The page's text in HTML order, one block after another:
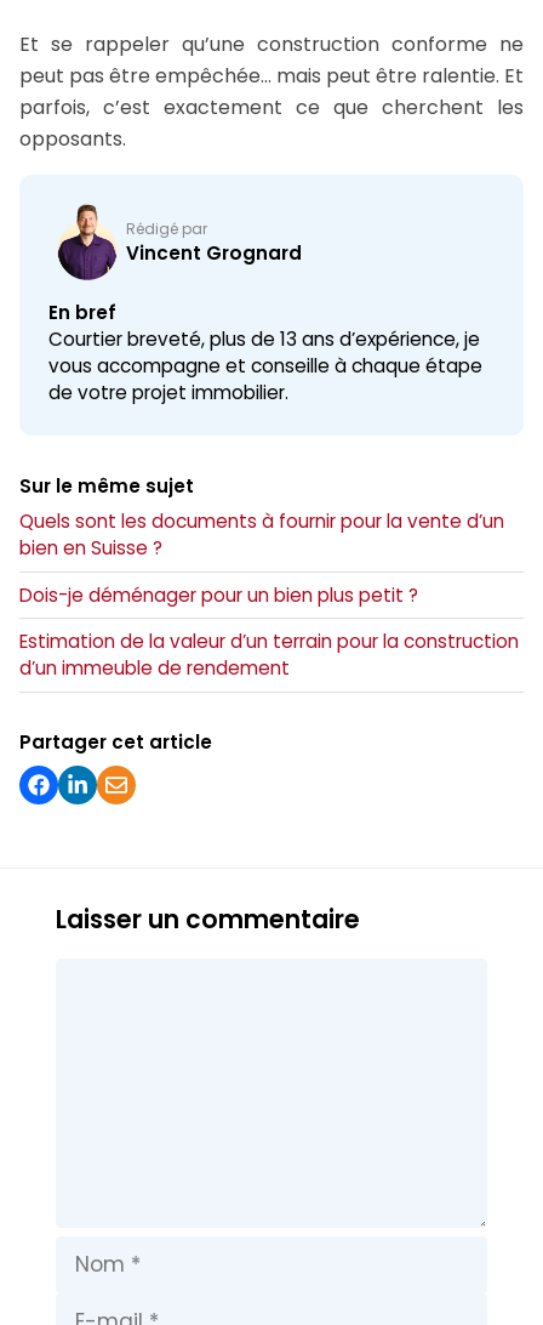
Et se rappeler qu’une construction conforme ne
peut pas être empêchée… mais peut être ralentie. Et
parfois, c’est exactement ce que cherchent les
opposants.
Rédigé par
Vincent Grognard
En bref
Courtier breveté, plus de 13 ans d’expérience, je
vous accompagne et conseille à chaque étape
de votre projet immobilier.
Sur le même sujet
Quels sont les documents à fournir pour la vente d’un
bien en Suisse ?
Dois-je déménager pour un bien plus petit ?
Estimation de la valeur d’un terrain pour la construction
d’un immeuble de rendement
Partager cet article
Laisser un commentaire